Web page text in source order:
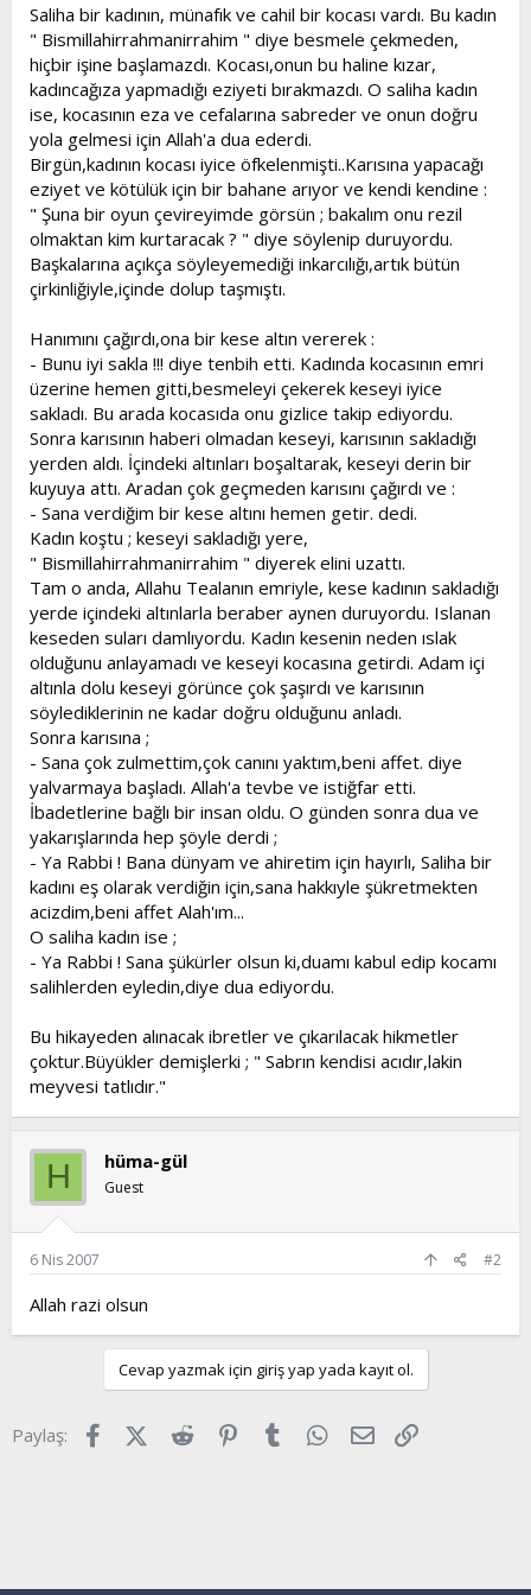
l
a
t
a
n
a
h
i
Saliha bir kadının, münafık ve cahil bir kocası vardı. Bu kadın
" Bismillahirrahmanirrahim " diye besmele çekmeden,
hiçbir işine başlamazdı. Kocası,onun bu haline kızar,
kadıncağıza yapmadığı eziyeti bırakmazdı. O saliha kadın
ise, kocasının eza ve cefalarına sabreder ve onun doğru
yola gelmesi için Allah'a dua ederdi.
Birgün,kadının kocası iyice öfkelenmişti..Karısına yapacağı
eziyet ve kötülük için bir bahane arıyor ve kendi kendine :
" Şuna bir oyun çevireyimde görsün ; bakalım onu rezil
olmaktan kim kurtaracak ? " diye söylenip duruyordu.
Başkalarına açıkça söyleyemediği inkarcılığı,artık bütün
çirkinliğiyle,içinde dolup taşmıştı.
Hanımını çağırdı,ona bir kese altın vererek :
- Bunu iyi sakla !!! diye tenbih etti. Kadında kocasının emri
üzerine hemen gitti,besmeleyi çekerek keseyi iyice
sakladı. Bu arada kocasıda onu gizlice takip ediyordu.
Sonra karısının haberi olmadan keseyi, karısının sakladığı
yerden aldı. İçindeki altınları boşaltarak, keseyi derin bir
kuyuya attı. Aradan çok geçmeden karısını çağırdı ve :
- Sana verdiğim bir kese altını hemen getir. dedi.
Kadın koştu ; keseyi sakladığı yere,
" Bismillahirrahmanirrahim " diyerek elini uzattı.
Tam o anda, Allahu Tealanın emriyle, kese kadının sakladığı
yerde içindeki altınlarla beraber aynen duruyordu. Islanan
keseden suları damlıyordu. Kadın kesenin neden ıslak
olduğunu anlayamadı ve keseyi kocasına getirdi. Adam içi
altınla dolu keseyi görünce çok şaşırdı ve karısının
söylediklerinin ne kadar doğru olduğunu anladı.
Sonra karısına ;
- Sana çok zulmettim,çok canını yaktım,beni affet. diye
yalvarmaya başladı. Allah'a tevbe ve istiğfar etti.
İbadetlerine bağlı bir insan oldu. O günden sonra dua ve
yakarışlarında hep şöyle derdi ;
- Ya Rabbi ! Bana dünyam ve ahiretim için hayırlı, Saliha bir
kadını eş olarak verdiğin için,sana hakkıyle şükretmekten
acizdim,beni affet Alah'ım...
O saliha kadın ise ;
- Ya Rabbi ! Sana şükürler olsun ki,duamı kabul edip kocamı
salihlerden eyledin,diye dua ediyordu.
Bu hikayeden alınacak ibretler ve çıkarılacak hikmetler
çoktur.Büyükler demişlerki ; " Sabrın kendisi acıdır,lakin
meyvesi tatlıdır."
H hüma-gül
Guest
6 Nis 2007 #2
Allah razi olsun
Cevap yazmak için giriş yap yada kayıt ol.
Paylaş: FacebookX (Twitter)
Reddit Pinterest
Tumblr WhatsApp
E-posta